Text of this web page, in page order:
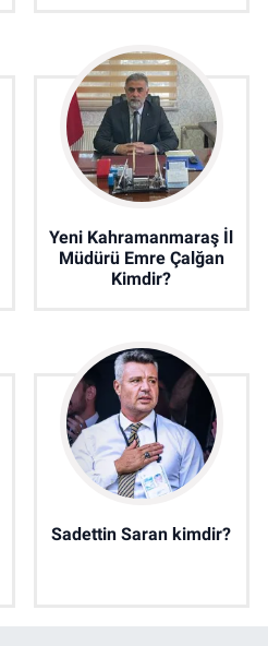
Yeni Kahramanmaraş İl
Müdürü Emre Çalğan
Kimdir?
Sadettin Saran kimdir?